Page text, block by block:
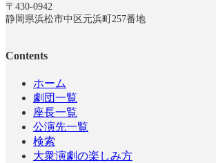
〒430-0942
静岡県浜松市中区元浜町257番地
Contents
ホーム
劇団一覧
座長一覧
公演先一覧
検索
大衆演劇の楽しみ方